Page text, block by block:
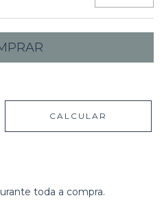
CALCULAR
toda a compra.